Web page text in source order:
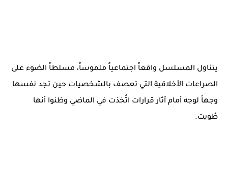
يتناول المسلسل واقعاً اجتماعياً ملموساً، مسلطاً الضوء على
الصراعات الأخلاقية التي تعصف بالشخصيات حين تجد نفسها
وجهاً لوجه أمام آثار قرارات اتُخذت في الماضي وظنوا أنها
طُويت.